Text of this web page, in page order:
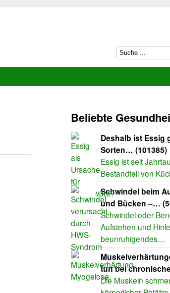
Beliebte
Deshalb ist Essig
Sorten… (101385)
Essig ist seit
Bestandteil von
Schwindel beim
und Bücken –…
Schwindel oder
Aufstehen und
beunruhigendes…
tun bei
Die Muskeln